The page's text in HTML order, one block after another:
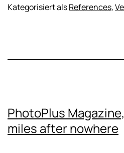
Kategorisiert alsReferences,
PhotoPlus
miles after nowhere